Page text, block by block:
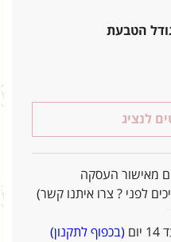
הטבעת
לנציג
(בכפוף לתקנון)